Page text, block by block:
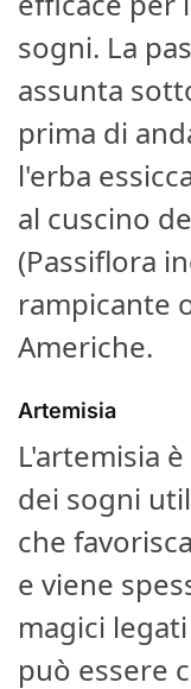
sogni. La
assunta
prima di
l'erba
al cuscino
(Passiflora
rampicante
Americhe.
Artemisia
L'artemisia
dei sogni
che
e viene
magici
può essere